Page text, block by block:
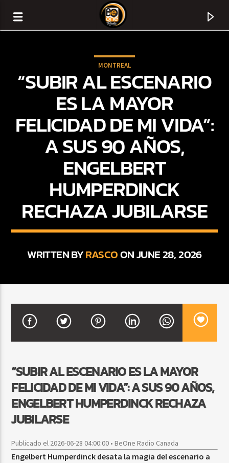
CURRENT TRACK
TITLE
ARTIST
SALSA MATUTINA
MONTREAL
“SUBIR AL ESCENARIO
ES LA MAYOR
FELICIDAD DE MI VIDA”:
A SUS 90 AÑOS,
ENGELBERT
HUMPERDINCK
RECHAZA JUBILARSE
WRITTEN BYRASCOON JUNE 28, 2026
“SUBIR AL ESCENARIO ES LA MAYOR
FELICIDAD DE MI VIDA”: A SUS 90 AÑOS,
ENGELBERT HUMPERDINCK RECHAZA
JUBILARSE
Publicado el 2026-06-28 04:00:00 • BeOne Radio Canada
Engelbert Humperdinck desata la magia del escenario a